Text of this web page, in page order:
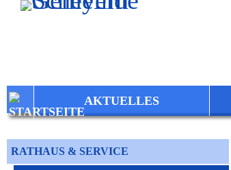
Zum Inhalt,zur Navigationoder
AKTUELLES
RATHAUS & SERVICE